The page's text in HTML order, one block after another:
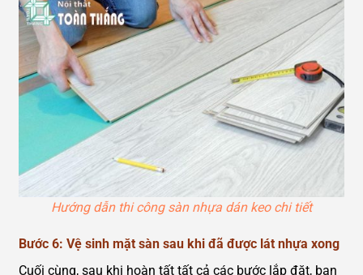
Hướng dẫn thi công sàn nhựa dán keo chi tiết
Bước 6: Vệ sinh mặt sàn sau khi đã được lát nhựa xong
Cuối cùng, sau khi hoàn tất tất cả các bước lắp đặt, bạn